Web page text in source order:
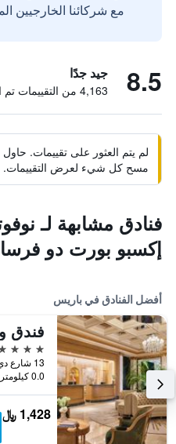
مع شركائنا الخارجيين
8.5 جيد جدًا
4,163 من التقييمات تم التحقق منها
لم يتم العثور على تقييمات.
مسح كل شيء لعرض التقييمات.
فنادق مشابهة لـ
إكسبو بورت دو
أفضل الفنادق في باريس
5 نجوم
0.0 كيلومتر عن وسط المدينة
1,428 ﷼